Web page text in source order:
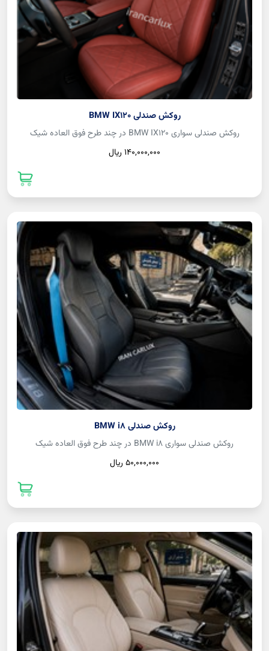
روکش صندلی BMW IX120
روکش صندلی سواری BMW IX120 در چند طرح فوق العاده شیک
140,000,000 ريال
روکش صندلی BMW i8
روکش صندلی سواری BMW i8 در چند طرح فوق العاده شیک
50,000,000 ريال